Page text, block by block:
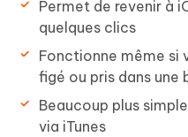
Permet de revenir à
quelques clics
Fonctionne même si
figé ou pris dans une
Beaucoup plus
via iTunes